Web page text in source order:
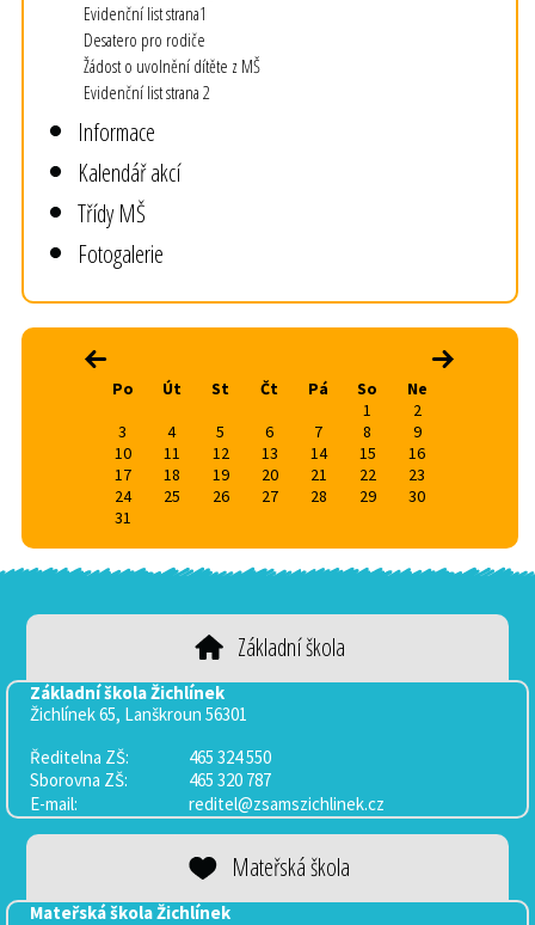
Evidenční list strana1
Desatero pro rodiče
Žádost o uvolnění dítěte z MŠ
Evidenční list strana 2
Informace
Kalendář akcí
Třídy MŠ
Fotogalerie
‹ ›
Po Út St Čt Pá So
Ne
1
2
3
4 5 6 7 8
9
10
11 12 13 14 15
16
17
18 19 20 21 22
23
24
25 26 27 28 29
30
31
Základní škola
Základní škola Žichlínek
Žichlínek 65, Lanškroun 56301
Ředitelna ZŠ:
465 324 550
Sborovna ZŠ:
465 320 787
E-mail:
reditel@zsamszichlinek.cz
Mateřská škola
Mateřská škola Žichlínek